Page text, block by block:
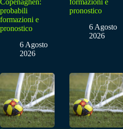
Copenaghen:
probabili
formazioni e
pronostico
6 Agosto
2026
formazioni e
pronostico
6 Agosto
2026